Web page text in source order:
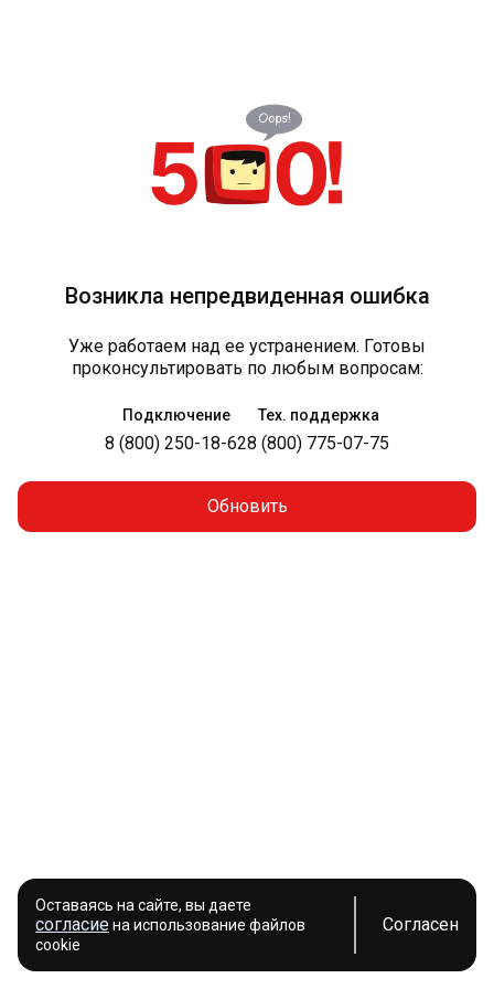
Возникла непредвиденная ошибка
Уже работаем над ее устранением. Готовы
проконсультировать по любым вопросам:
Подключение
8 (800) 250-18-62
Тех. поддержка
8 (800) 775-07-75
Обновить
Оставаясь на сайте, вы даете
согласиена использование файлов
cookie
Согласен